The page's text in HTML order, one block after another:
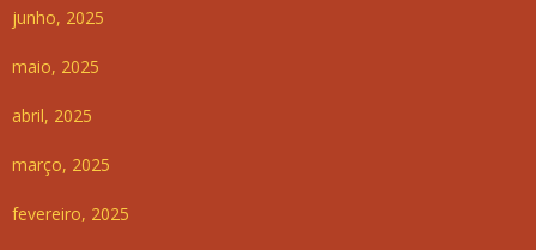
junho, 2025
maio, 2025
abril, 2025
março, 2025
fevereiro, 2025